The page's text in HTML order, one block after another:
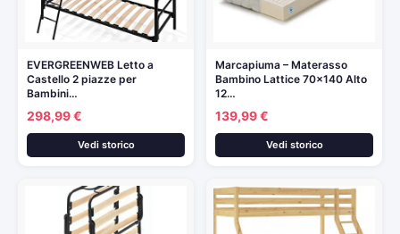
EVERGREENWEB Letto a
Castello 2 piazze per
Bambini…
298,99 €
Vedi storico
Marcapiuma – Materasso
Bambino Lattice 70×140 Alto
12…
139,99 €
Vedi storico